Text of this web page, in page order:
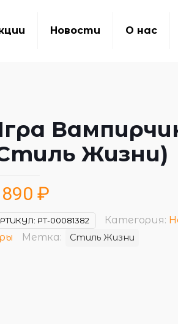
Новости О нас
Жизни)
₽
РТ-00081382 Категория:
Метка: Стиль Жизни